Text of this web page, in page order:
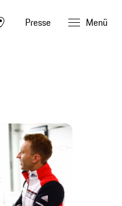
Presse Menü